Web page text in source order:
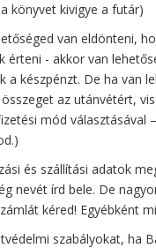
könyvet kivigye a futár)
van eldönteni,
érteni - akkor van
a készpénzt. De ha
az utánvétért,
mód
és szállítási adatok
nevét írd bele. De
kéred! Egyébként
szabályokat, ha